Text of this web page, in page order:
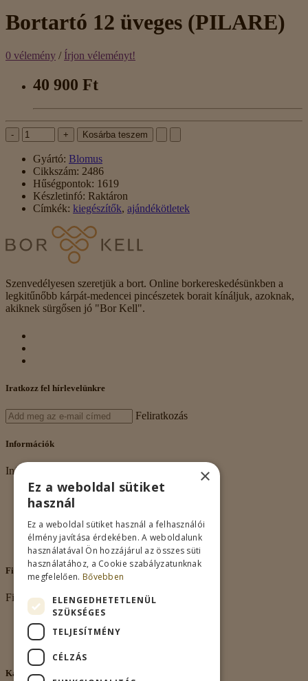
Bortartó 12 üveges (PILARE)
0 vélemény / Írjon véleményt!
40 900 Ft
- + Kosárba teszem
Gyártó: Blomus
Cikkszám: 2486
Hűségpontok: 1619
Készletinfó: Raktáron
Címkék: kiegészítők, ajándékötletek
Szenvedélyesen szeretjük a bort. Online borkereskedésünkben a
legkitűnőbb kárpát-medencei pincészetek borait kínáljuk, azoknak,
akiknek sürgősen jó "Bor Kell".
Iratkozz fel hírlevelünkre
Feliratkozás
Információk
Információk
Rólunk
Adatkezelés
Vásárlási feltételek
Nagykereskedelem
Kapcsolat
Fiókom
Fiókom
Fiókom
Rendeléseim
Kívánságlista
Kapcsolat
×
Ez a weboldal sütiket
használ
Ez a weboldal sütiket használ a felhasználói
élmény javítása érdekében. A weboldalunk
használatával Ön hozzájárul az összes süti
használatához, a Cookie szabályzatunknak
megfelelően. Bővebben
ELENGEDHETETLENÜL
SZÜKSÉGES
TELJESÍTMÉNY
CÉLZÁS